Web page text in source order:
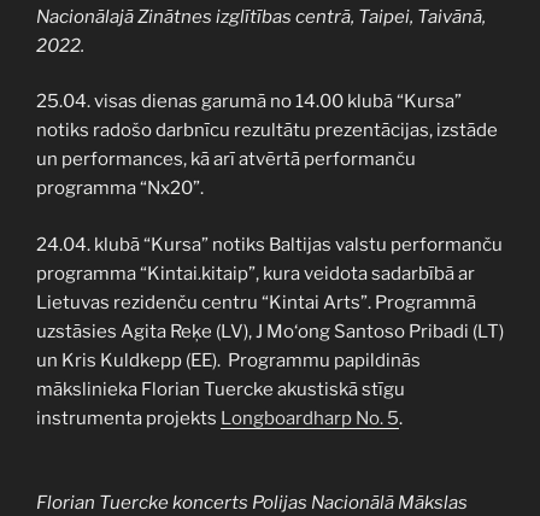
Nacionālajā Zinātnes izglītības centrā, Taipei, Taivānā,
2022.
25.04. visas dienas garumā no 14.00 klubā “Kursa”
notiks radošo darbnīcu rezultātu prezentācijas, izstāde
un performances, kā arī atvērtā performanču
programma “Nx20”.
24.04. klubā “Kursa” notiks Baltijas valstu performanču
programma “Kintai.kitaip”, kura veidota sadarbībā ar
Lietuvas rezidenču centru “Kintai Arts”. Programmā
uzstāsies Agita Reķe (LV), J Mo‘ong Santoso Pribadi (LT)
un Kris Kuldkepp (EE). Programmu papildinās
mākslinieka Florian Tuercke akustiskā stīgu
instrumenta projekts Longboardharp No. 5.
Florian Tuercke koncerts Polijas Nacionālā Mākslas